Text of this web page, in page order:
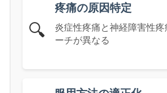
🔍
疼痛の原因特定
炎症性疼痛と神経障害性疼
ーチが異なる